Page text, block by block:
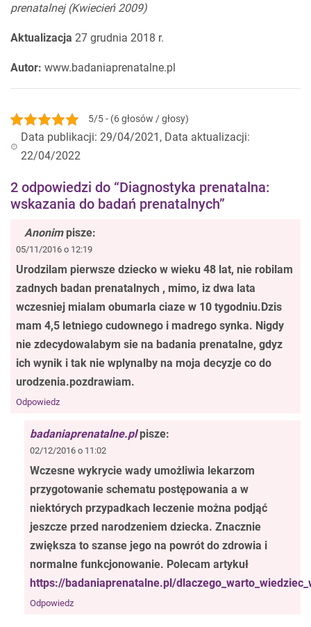
prenatalnej (Kwiecień 2009)
Aktualizacja 27 grudnia 2018 r.
Autor: www.badaniaprenatalne.pl
5/5 - (6 głosów / głosy)
Data publikacji: 29/04/2021, Data aktualizacji:
22/04/2022
2 odpowiedzi do “Diagnostyka prenatalna:
wskazania do badań prenatalnych”
Anonim pisze:
05/11/2016 o 12:19
Urodzilam pierwsze dziecko w wieku 48 lat, nie robilam
zadnych badan prenatalnych , mimo, iz dwa lata
wczesniej mialam obumarla ciaze w 10 tygodniu.Dzis
mam 4,5 letniego cudownego i madrego synka. Nigdy
nie zdecydowalabym sie na badania prenatalne, gdyz
ich wynik i tak nie wplynalby na moja decyzje co do
urodzenia.pozdrawiam.
Odpowiedz
badaniaprenatalne.pl pisze:
02/12/2016 o 11:02
Wczesne wykrycie wady umożliwia lekarzom
przygotowanie schematu postępowania a w
niektórych przypadkach leczenie można podjąć
jeszcze przed narodzeniem dziecka. Znacznie
zwiększa to szanse jego na powrót do zdrowia i
normalne funkcjonowanie. Polecam artykuł
https://badaniaprenatalne.pl/
Odpowiedz